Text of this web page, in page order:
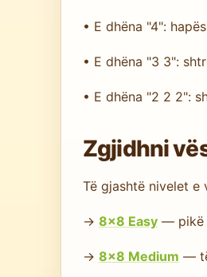
• E dhëna "4":
• E dhëna "3 3":
• E dhëna "2 2 2":
Zgjidhni
Të gjashtë nivelet e
→ 8×8 Easy— pikë
→ 8×8 Medium —